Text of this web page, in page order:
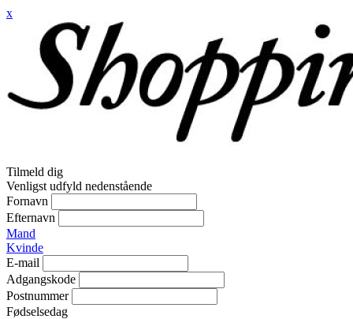
x
Tilmeld dig
Venligst udfyld nedenstående
Fornavn
Efternavn
Mand
Kvinde
E-mail
Adgangskode
Postnummer
Fødselsedag